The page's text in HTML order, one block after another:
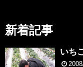
2021/05/07
新着記事
いち